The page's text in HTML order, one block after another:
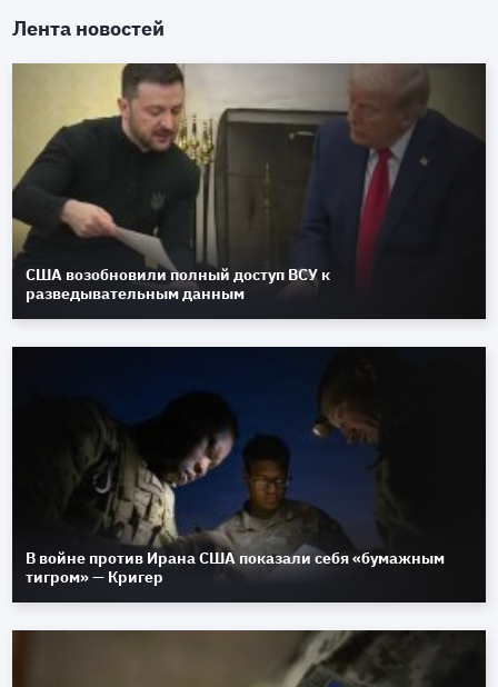
Лента новостей
США возобновили полный доступ ВСУ к
разведывательным данным
В войне против Ирана США показали себя «бумажным
тигром» — Кригер